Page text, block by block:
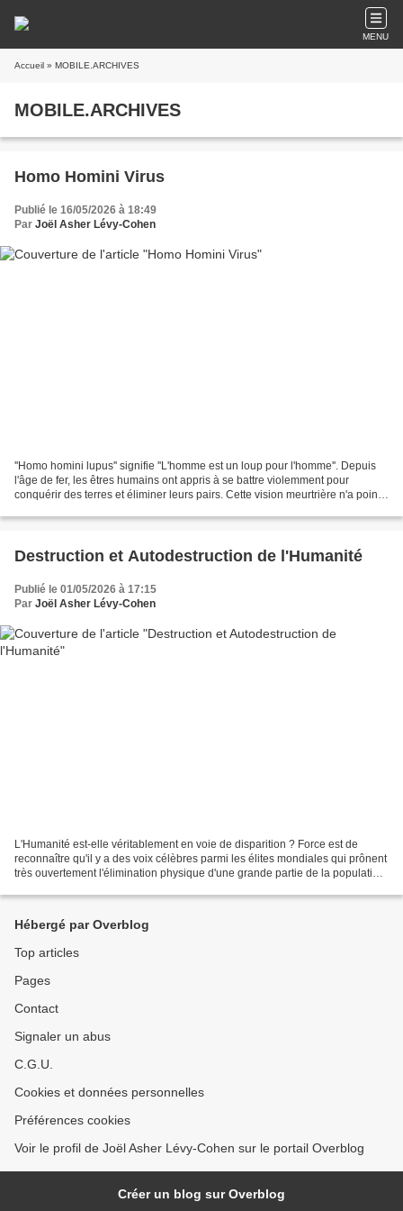
MENU
Accueil » MOBILE.ARCHIVES
MOBILE.ARCHIVES
Homo Homini Virus
Publié le 16/05/2026 à 18:49
Par Joël Asher Lévy-Cohen
''Homo homini lupus'' signifie ''L'homme est un loup pour l'homme''. Depuis
l'âge de fer, les êtres humains ont appris à se battre violemment pour
conquérir des terres et éliminer leurs pairs. Cette vision meurtrière n'a point
Destruction et Autodestruction de l'Humanité
Publié le 01/05/2026 à 17:15
Par Joël Asher Lévy-Cohen
L'Humanité est-elle véritablement en voie de disparition ? Force est de
reconnaître qu'il y a des voix célèbres parmi les élites mondiales qui prônent
très ouvertement l'élimination physique d'une grande partie de la population
Hébergé par Overblog
Top articles
Pages
Contact
Signaler un abus
C.G.U.
Cookies et données personnelles
Préférences cookies
Voir le profil de Joël Asher Lévy-Cohen sur le portail Overblog
Créer un blog sur Overblog